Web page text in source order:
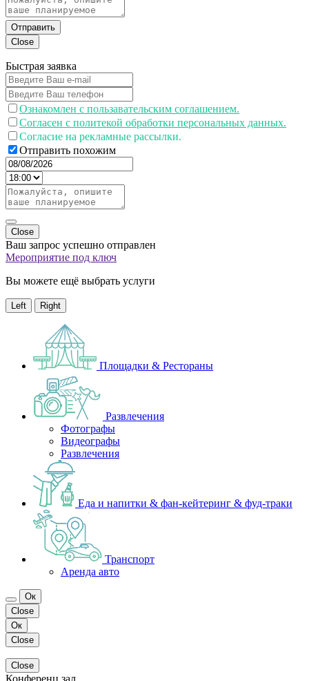
Отправить
Close
Быстрая заявка
Ознакомлен с пользавательским соглашением.
Согласен с политекой обработки персональных данных.
Согласие на рекламные рассылки.
Отправить похожим
Close
Ваш запрос успешно отправлен
Мероприятие под ключ
Вы можете ещё выбрать услуги
Left Right
Площадки & Рестораны
Развлечения
Фотографы
Видеографы
Развлечения
Еда и напитки & фан-кейтеринг & фуд-траки
Транспорт
Аренда авто
Ок
Close
Ок
Close
Close
Конференц зал